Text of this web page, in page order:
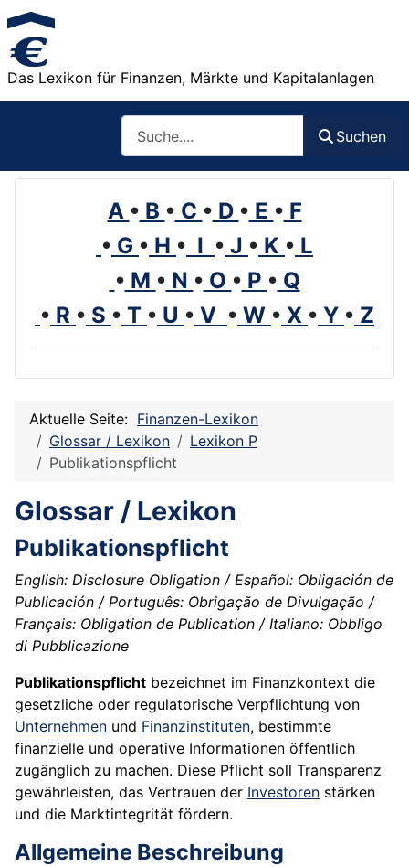
Das Lexikon für Finanzen, Märkte und Kapitalanlagen
Suchen
A • B • C • D • E • F
• G • H • I • J • K • L
• M • N • O • P • Q
• R • S • T • U • V • W • X • Y • Z
Aktuelle Seite: Finanzen-Lexikon
Glossar / Lexikon
Lexikon P
Publikationspflicht
Glossar / Lexikon
Publikationspflicht
English: Disclosure Obligation / Español: Obligación de
Publicación / Português: Obrigação de Divulgação /
Français: Obligation de Publication / Italiano: Obbligo
di Pubblicazione
Publikationspflicht bezeichnet im Finanzkontext die
gesetzliche oder regulatorische Verpflichtung von
Unternehmen und Finanzinstituten, bestimmte
finanzielle und operative Informationen öffentlich
zugänglich zu machen. Diese Pflicht soll Transparenz
gewährleisten, das Vertrauen der Investoren stärken
und die Marktintegrität fördern.
Allgemeine Beschreibung